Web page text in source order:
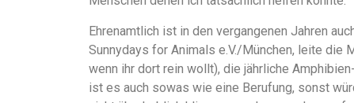
Ehrenamtlich ist in den vergangenen Jahren
Sunnydays for Animals e.V./München, leite die
wenn ihr dort rein wollt), die jährliche
ist es auch sowas wie eine Berufung, sonst